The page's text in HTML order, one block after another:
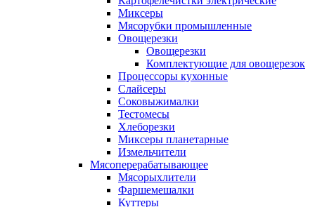
Миксеры
Мясорубки промышленные
Овощерезки
Овощерезки
Комплектующие для овощерезок
Процессоры кухонные
Слайсеры
Соковыжималки
Тестомесы
Хлеборезки
Миксеры планетарные
Измельчители
Мясоперерабатывающее
Мясорыхлители
Фаршемешалки
Куттеры